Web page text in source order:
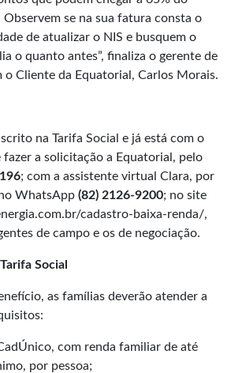
Observem se na sua fatura consta o
de atualizar o NIS e busquem o
o quanto antes”, finaliza o gerente de
o Cliente da Equatorial, Carlos Morais.
na Tarifa Social e já está com o
fazer a solicitação a Equatorial, pelo
; com a assistente virtual Clara, por
WhatsApp (82) 2126-9200; no site
cadastro-baixa-renda/,
de campo e os de negociação.
Social
as famílias deverão atender a
com renda familiar de até
por pessoa;